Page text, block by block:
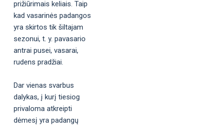
prižiūrimais keliais. Taip
kad vasarinės padangos
yra skirtos tik šiltajam
sezonui, t. y. pavasario
antrai pusei, vasarai,
rudens pradžiai.
Dar vienas svarbus
dalykas, į kurį tiesiog
privaloma atkreipti
dėmesį yra padangų